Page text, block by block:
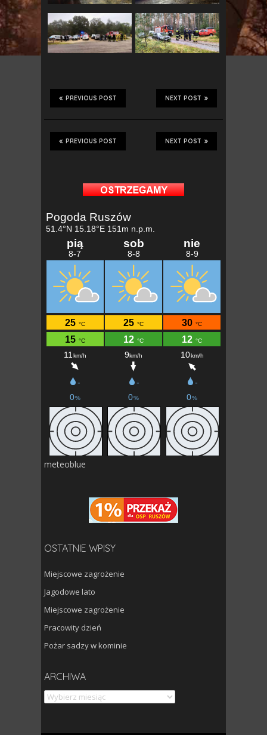
NEXT POST
PREVIOUS POST
NEXT POST
PREVIOUS POST
meteoblue
OSTATNIE WPISY
Miejscowe zagrożenie
Jagodowe lato
Miejscowe zagrożenie
Pracowity dzień
Pożar sadzy w kominie
ARCHIWA
Archiwa